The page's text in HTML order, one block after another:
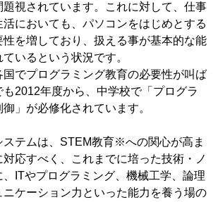
視されています。これに対して、仕事
においても、パソコンをはじめとする
を増しており、扱える事が基本的な能
いるという状況です。
国でプログラミング教育の必要性が叫ば
2012年度から、中学校で「プログラ
」が必修化されています。
ステムは、STEM教育※への関心が高ま
応すべく、これまでに培った技術・ノ
、ITやプログラミング、機械工学、論理
ニケーション力といった能力を養う場の